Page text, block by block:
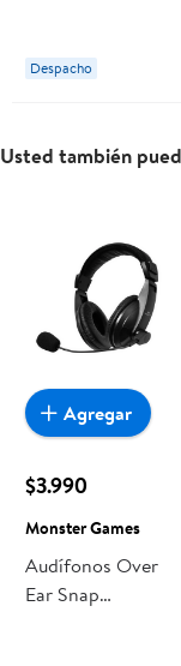
Despacho
Usted también
$3.990
Monster Games
Audífonos Over
Ear Snap
Agregar